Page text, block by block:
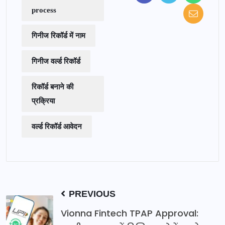
process
गिनीज रिकॉर्ड में नाम
गिनीज वर्ल्ड रिकॉर्ड
रिकॉर्ड बनाने की
प्रक्रिया
वर्ल्ड रिकॉर्ड आवेदन
PREVIOUS
Vionna Fintech TPAP Approval: